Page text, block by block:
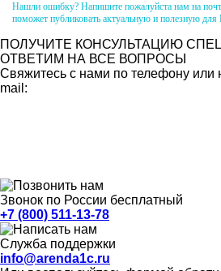
Нашли ошибку? Напишите пожалуйста нам на
поможет публиковать актуальную и полезную
ПОЛУЧИТЕ КОНСУЛЬТАЦИЮ
ОТВЕТИМ НА ВСЕ ВОПРОСЫ
Свяжитесь с нами по телефону или
mail:
Звонок по России бесплатный
+7 (800) 511-13-78
Служба поддержки
info@arenda1c.ru